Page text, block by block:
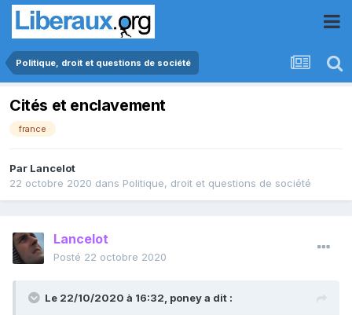
Politique, droit et questions de société
Cités et enclavement
france
Par Lancelot
22 octobre 2020 dans Politique, droit et questions de société
Lancelot
Posté 22 octobre 2020
Le 22/10/2020 à 16:32, poneya dit :